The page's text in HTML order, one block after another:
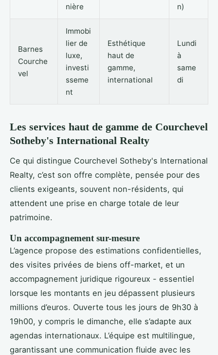
nière
n)
Barnes
Courche
vel
Immobi
lier de
luxe,
investi
sseme
nt
Esthétique
haut de
gamme,
international
Lundi
à
same
di
Les services haut de gamme de Courchevel
Sotheby's International Realty
Ce qui distingue Courchevel Sotheby's International
Realty, c’est son offre complète, pensée pour des
clients exigeants, souvent non-résidents, qui
attendent une prise en charge totale de leur
patrimoine.
Un accompagnement sur-mesure
L’agence propose des estimations confidentielles,
des visites privées de biens off-market, et un
accompagnement juridique rigoureux - essentiel
lorsque les montants en jeu dépassent plusieurs
millions d’euros. Ouverte tous les jours de 9h30 à
19h00, y compris le dimanche, elle s’adapte aux
agendas internationaux. L’équipe est multilingue,
garantissant une communication fluide avec les